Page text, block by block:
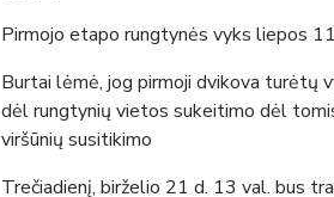
Pirmojo etapo rungtynės vyks liepos
Burtai lėmė, jog pirmoji dvikova turėtų
dėl rungtynių vietos sukeitimo dėl
viršūnių susitikimo
Trečiadienį, birželio 21 d. 13 val. bus